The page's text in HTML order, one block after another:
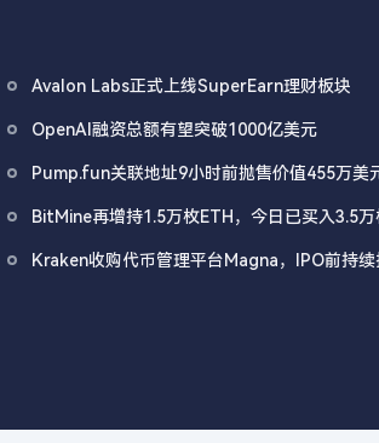
Avalon Labs正式上线SuperEarn理财板块
OpenAI融资总额有望突破1000亿美元
Pump.fun关联地址9小时前抛售价值455万美
BitMine再增持1.5万枚ETH，今日已买入3.5万
Kraken收购代币管理平台Magna，IPO前持续